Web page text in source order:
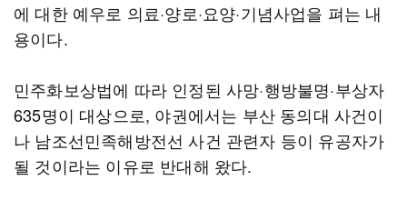
에 대한 예우로 의료·양로·요양·기념사업을 펴는 내
용이다.
민주화보상법에 따라 인정된 사망·행방불명·부상자
635명이 대상으로, 야권에서는 부산 동의대 사건이
나 남조선민족해방전선 사건 관련자 등이 유공자가
될 것이라는 이유로 반대해 왔다.